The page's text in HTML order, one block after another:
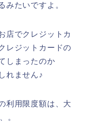
みたいですよ。
店でクレジットカ
レジットカードの
しまったのか
れません♪
利用限度額は、大
。